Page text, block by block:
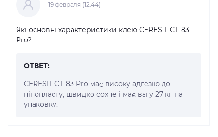
19 февраля (12:44)
Які основні характеристики клею CERESIT CT-83
Pro?
ОТВЕТ:
CERESIT CT-83 Pro має високу адгезію до
пінопласту, швидко сохне і має вагу 27 кг на
упаковку.